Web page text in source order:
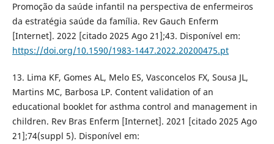
Promoção da saúde infantil na perspectiva de enfermeiros
da estratégia saúde da família. Rev Gauch Enferm
[Internet]. 2022 [citado 2025 Ago 21];43. Disponível em:
https://doi.org/10.1590/1983-1447.2022.20200475.pt
13. Lima KF, Gomes AL, Melo ES, Vasconcelos FX, Sousa JL,
Martins MC, Barbosa LP. Content validation of an
educational booklet for asthma control and management in
children. Rev Bras Enferm [Internet]. 2021 [citado 2025 Ago
21];74(suppl 5). Disponível em: